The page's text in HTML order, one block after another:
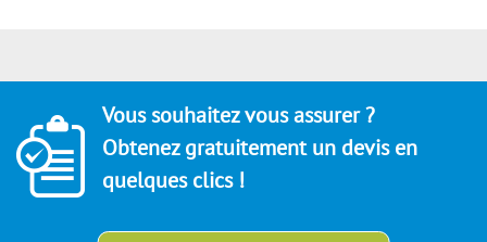
Vous souhaitez vous assurer ?
Obtenez gratuitement un devis en
quelques clics !